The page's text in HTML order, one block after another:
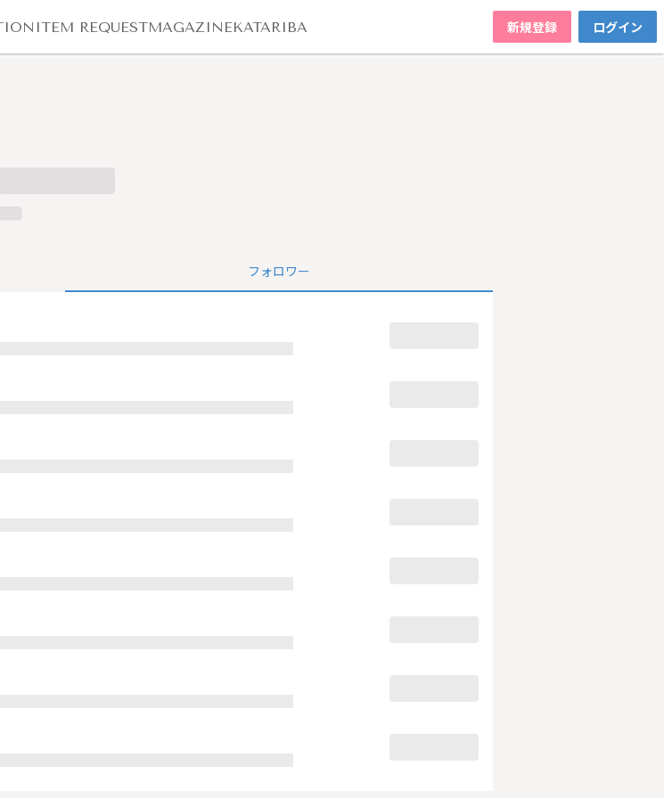
ITEM REQUESTMAGAZINEKATARIBA 新規登録 ログイン
フォロワー